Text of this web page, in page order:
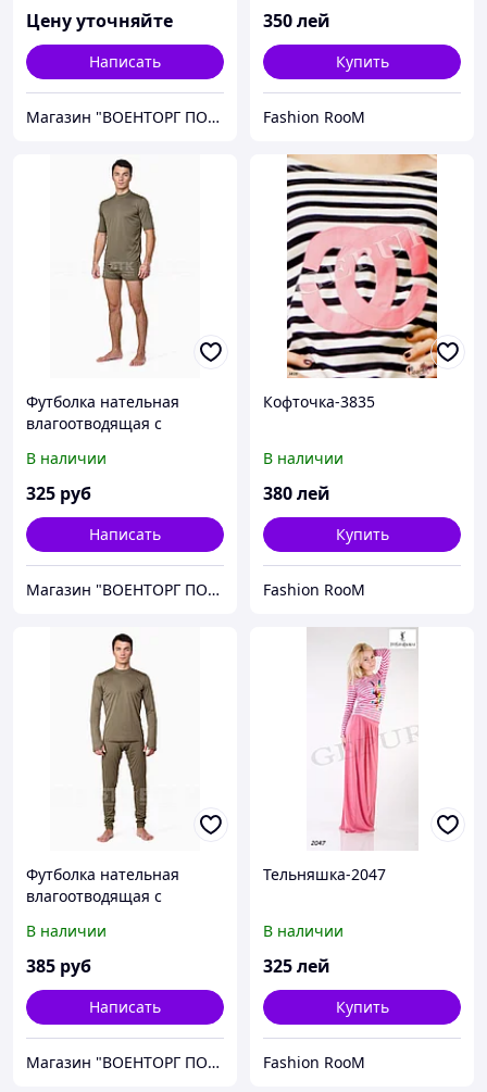
Цену уточняйте
Написать
Магазин "ВОЕНТОРГ ПОИСКГРУНТ"
350лей
Купить
Fashion RooM
Футболка нательная
влагоотводящая c
В наличии
325 руб
Написать
Магазин "ВОЕНТОРГ ПОИСКГРУНТ"
Кофточка-3835
В наличии
380лей
Купить
Fashion RooM
Футболка нательная
влагоотводящая с
В наличии
385 руб
Написать
Магазин "ВОЕНТОРГ ПОИСКГРУНТ"
Тельняшка-2047
В наличии
325лей
Купить
Fashion RooM